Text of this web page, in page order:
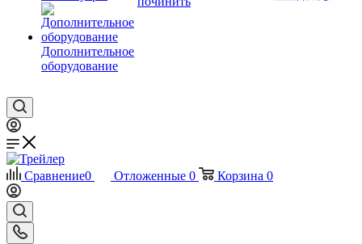
Дополнительное
оборудование
Сравнение0 Отложенные 0 Корзина 0